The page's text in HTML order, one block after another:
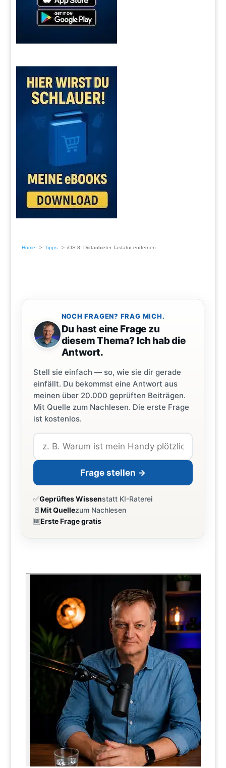
Home Tipps iOS 8: Drittanbieter-Tastatur entfernen
NOCH FRAGEN? FRAG MICH.
Du hast eine Frage zu
diesem Thema? Ich hab die
Antwort.
Stell sie einfach — so, wie sie dir gerade
einfällt. Du bekommst eine Antwort aus
meinen über 20.000 geprüften Beiträgen.
Mit Quelle zum Nachlesen. Die erste Frage
ist kostenlos.
Frage stellen →
✅Geprüftes Wissenstatt KI-Raterei
📄Mit Quellezum Nachlesen
🆓Erste Frage gratis